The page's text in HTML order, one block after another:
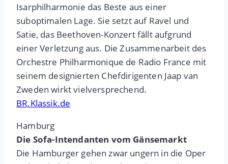
Isarphilharmonie das Beste aus einer
suboptimalen Lage. Sie setzt auf Ravel und
Satie, das Beethoven-Konzert fällt aufgrund
einer Verletzung aus. Die Zusammenarbeit des
Orchestre Philharmonique de Radio France mit
seinem designierten Chefdirigenten Jaap van
Zweden wirkt vielversprechend.
BR.Klassik.de
Hamburg
Die Sofa-Intendanten vom Gänsemarkt
Die Hamburger gehen zwar ungern in die Oper